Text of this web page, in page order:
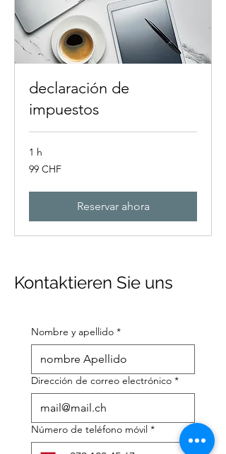
declaración de
impuestos
1 h
99
francos
99 CHF
Reservar ahora
Kontaktieren Sie uns
Nombre y apellido *
Dirección de correo electrónico *
Número de teléfono móvil *